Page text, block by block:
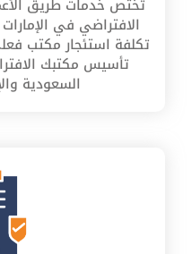
تختص خدمات طريق
الافتراضي في
تكلفة استئجار مكتب
تأسيس مكتبك
السعودية